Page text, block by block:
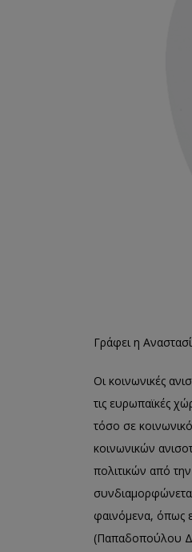
Γράφει η
Οι κοινωνικές
τις ευρωπαϊκές
τόσο σε
κοινωνικών
πολιτικών από
φαινόμενα, όπως
(Παπαδοπούλου